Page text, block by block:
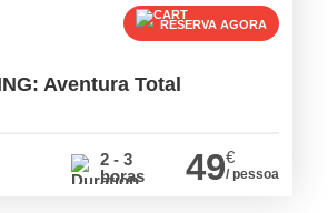
RESERVA AGORA
Aventura Total
2 - 3
horas
49€
/ pessoa